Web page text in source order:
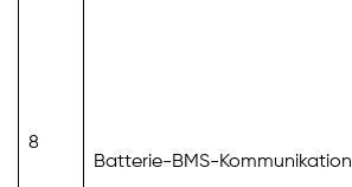
8
Batterie-BMS-Kommunikation